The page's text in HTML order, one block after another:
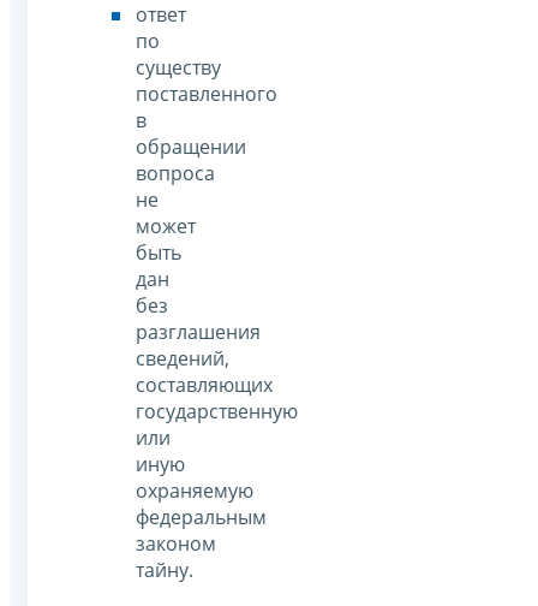
ответ
по
существу
поставленного
в
обращении
вопроса
не
может
быть
дан
без
разглашения
сведений,
составляющих
государственную
или
иную
охраняемую
федеральным
законом
тайну.